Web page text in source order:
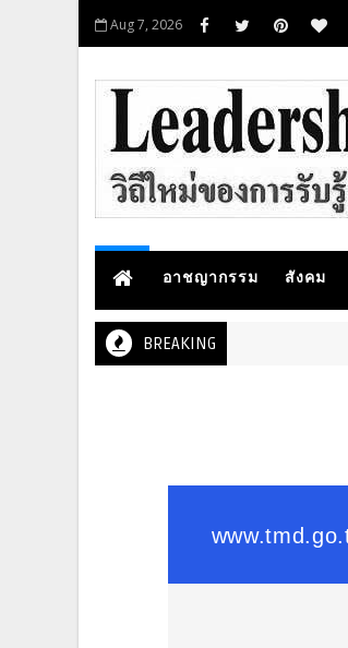
Aug 7, 2026
อาชญากรรม สังคม
BREAKING